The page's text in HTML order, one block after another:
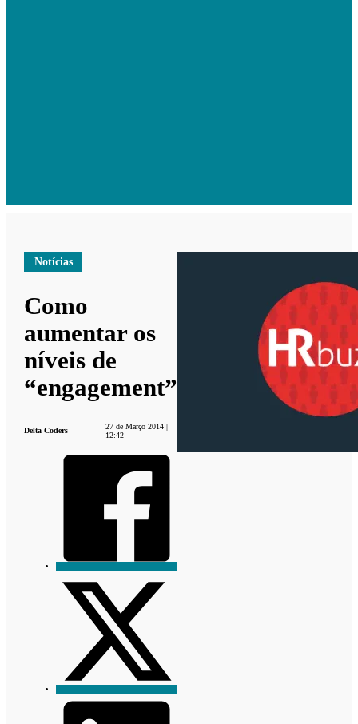
Notícias
Como
aumentar os
níveis de
“engagement”
Delta Coders
27 de Março 2014 |
12:42